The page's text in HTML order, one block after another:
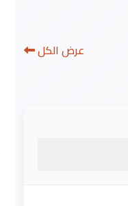
عرض الكل